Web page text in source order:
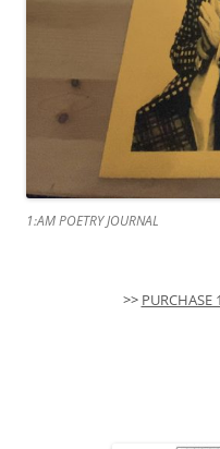
1:AM POETRY JOURNAL
>> PURCHASE